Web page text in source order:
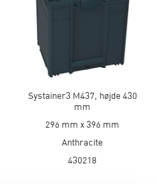
Systainer3 M437, højde 430
mm
296 mm x 396 mm
Anthracite
430218